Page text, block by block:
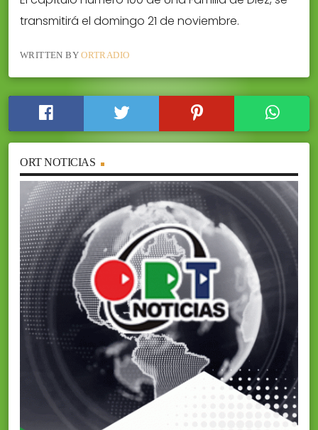
transmitirá el domingo 21 de noviembre.
WRITTEN BYORTRADIO
ORT NOTICIAS